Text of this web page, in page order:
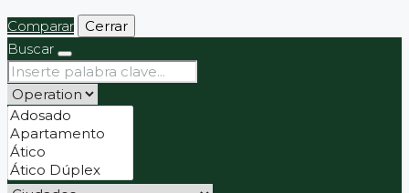
Comparar
Cerrar
Buscar